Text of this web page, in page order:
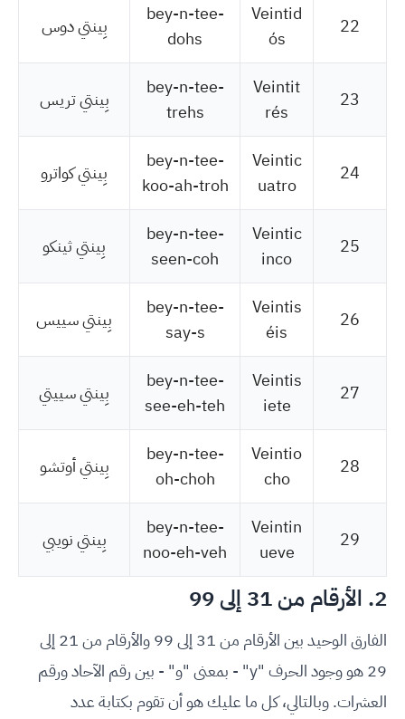
22
Veintid
ós
bey-n-tee-
dohs
بِينتي دوس
23
Veintit
rés
bey-n-tee-
trehs
بِينتي تريس
24
Veintic
uatro
bey-n-tee-
koo-ah-troh
بِينتي كواترو
25
Veintic
inco
bey-n-tee-
seen-coh
بِينتي ثينكو
26
Veintis
éis
bey-n-tee-
say-s
بِينتي سييس
27
Veintis
iete
bey-n-tee-
see-eh-teh
بِينتي سييتي
28
Veintio
cho
bey-n-tee-
oh-choh
بِينتي أوتشو
29
Veintin
ueve
bey-n-tee-
noo-eh-veh
بِينتي نويبي
2. الأرقام من 31 إلى 99
الفارق الوحيد بين الأرقام من 31 إلى 99 والأرقام من 21 إلى
29 هو وجود الحرف "y" - بمعنى "و" - بين رقم الآحاد ورقم
العشرات. وبالتالي، كل ما عليك هو أن تقوم بكتابة عدد